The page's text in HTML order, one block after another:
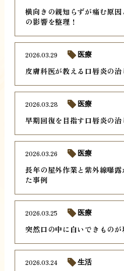
横向きの親知らずが痛む原
の影響を整理！
皮膚科医が教える口唇炎の
2026.03.29 医療
早期回復を目指す口唇炎の
2026.03.28 医療
長年の屋外作業と紫外線曝
た事例
2026.03.26 医療
突然口の中に白いできもの
2026.03.25 医療
2026.03.24 生活